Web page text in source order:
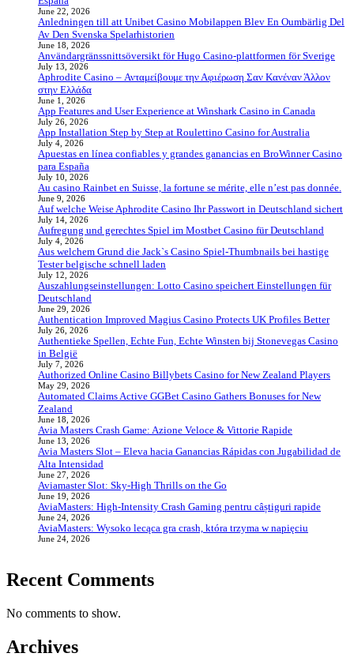
June 22, 2026
Anledningen till att Unibet Casino Mobilappen Blev En Oumbärlig Del
Av Den Svenska Spelarhistorien
June 18, 2026
Användargränssnittsöversikt för Hugo Casino-plattformen för Sverige
July 13, 2026
Aphrodite Casino – Ανταμείβουμε την Αφιέρωση Σαν Κανέναν Άλλον
στην Ελλάδα
June 1, 2026
App Features and User Experience at Winshark Casino in Canada
July 26, 2026
App Installation Step by Step at Roulettino Casino for Australia
July 4, 2026
Apuestas en línea confiables y grandes ganancias en BroWinner Casino
para España
July 10, 2026
Au casino Rainbet en Suisse, la fortune se mérite, elle n’est pas donnée.
June 9, 2026
Auf welche Weise Aphrodite Casino Ihr Passwort in Deutschland sichert
July 14, 2026
Aufregung und gerechtes Spiel im Mostbet Casino für Deutschland
July 4, 2026
Aus welchem Grund die Jack`s Casino Spiel-Thumbnails bei hastige
Tester belgische schnell laden
July 12, 2026
Auszahlungseinstellungen: Lotto Casino speichert Einstellungen für
Deutschland
June 29, 2026
Authentication Improved Magius Casino Protects UK Profiles Better
July 26, 2026
Authentieke Spellen, Echte Fun, Echte Winsten bij Stonevegas Casino
in België
July 7, 2026
Authorized Online Casino Billybets Casino for New Zealand Players
May 29, 2026
Automated Claims Active GGBet Casino Gathers Bonuses for New
Zealand
June 18, 2026
Avia Masters Crash Game: Azione Veloce & Vittorie Rapide
June 13, 2026
Avia Masters Slot – Eleva hacia Ganancias Rápidas con Jugabilidad de
Alta Intensidad
June 27, 2026
Aviamaster Slot: Sky‑High Thrills on the Go
June 19, 2026
AviaMasters: High‑Intensity Crash Gaming pentru câștiguri rapide
June 24, 2026
AviaMasters: Wysoko lecąca gra crash, która trzyma w napięciu
June 24, 2026
Recent Comments
No comments to show.
Archives